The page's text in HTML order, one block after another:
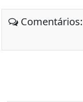
Comentários: